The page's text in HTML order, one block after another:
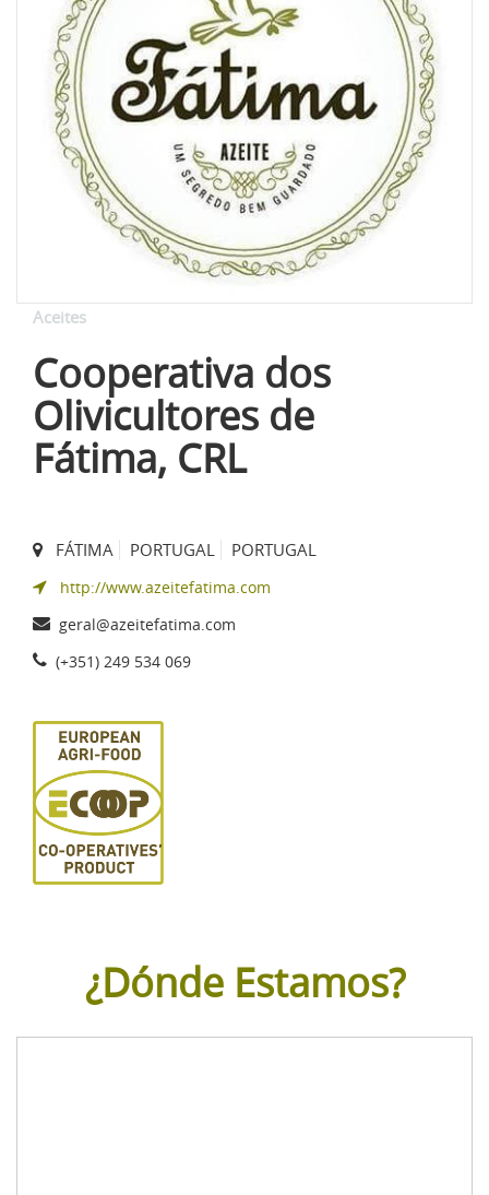
Aceites
Cooperativa dos
Olivicultores de
Fátima, CRL
FÁTIMA PORTUGAL PORTUGAL
http://www.azeitefatima.com
geral@azeitefatima.com
(+351) 249 534 069
¿Dónde Estamos?